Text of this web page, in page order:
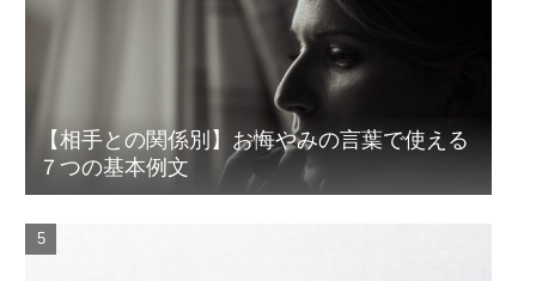
【相手との関係別】お悔やみの言葉で使える
７つの基本例文